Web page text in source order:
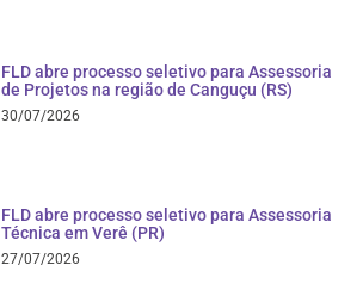
FLD abre processo seletivo para Assessoria
de Projetos na região de Canguçu (RS)
30/07/2026
FLD abre processo seletivo para Assessoria
Técnica em Verê (PR)
27/07/2026